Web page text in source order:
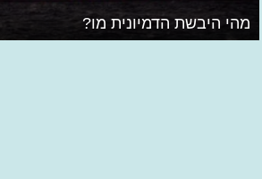
מהי היבשת הדמיונית מו?